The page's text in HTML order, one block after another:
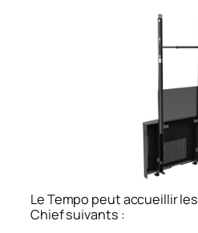
Le Tempo peut accueillir les
Chief suivants :